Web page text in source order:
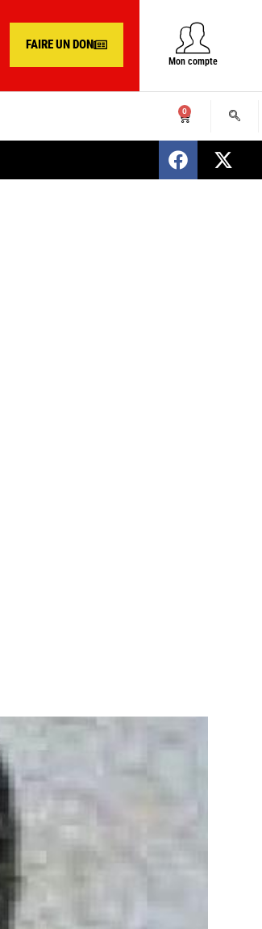
FAIRE UN DON
Mon compte
0
SENEGAL : Nomination d’un nouveau